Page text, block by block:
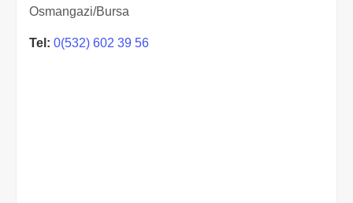
Osmangazi/Bursa
Tel: 0(532) 602 39 56